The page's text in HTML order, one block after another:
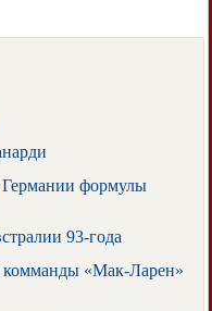
Германии формулы
93-года
«Мак-Ларен»